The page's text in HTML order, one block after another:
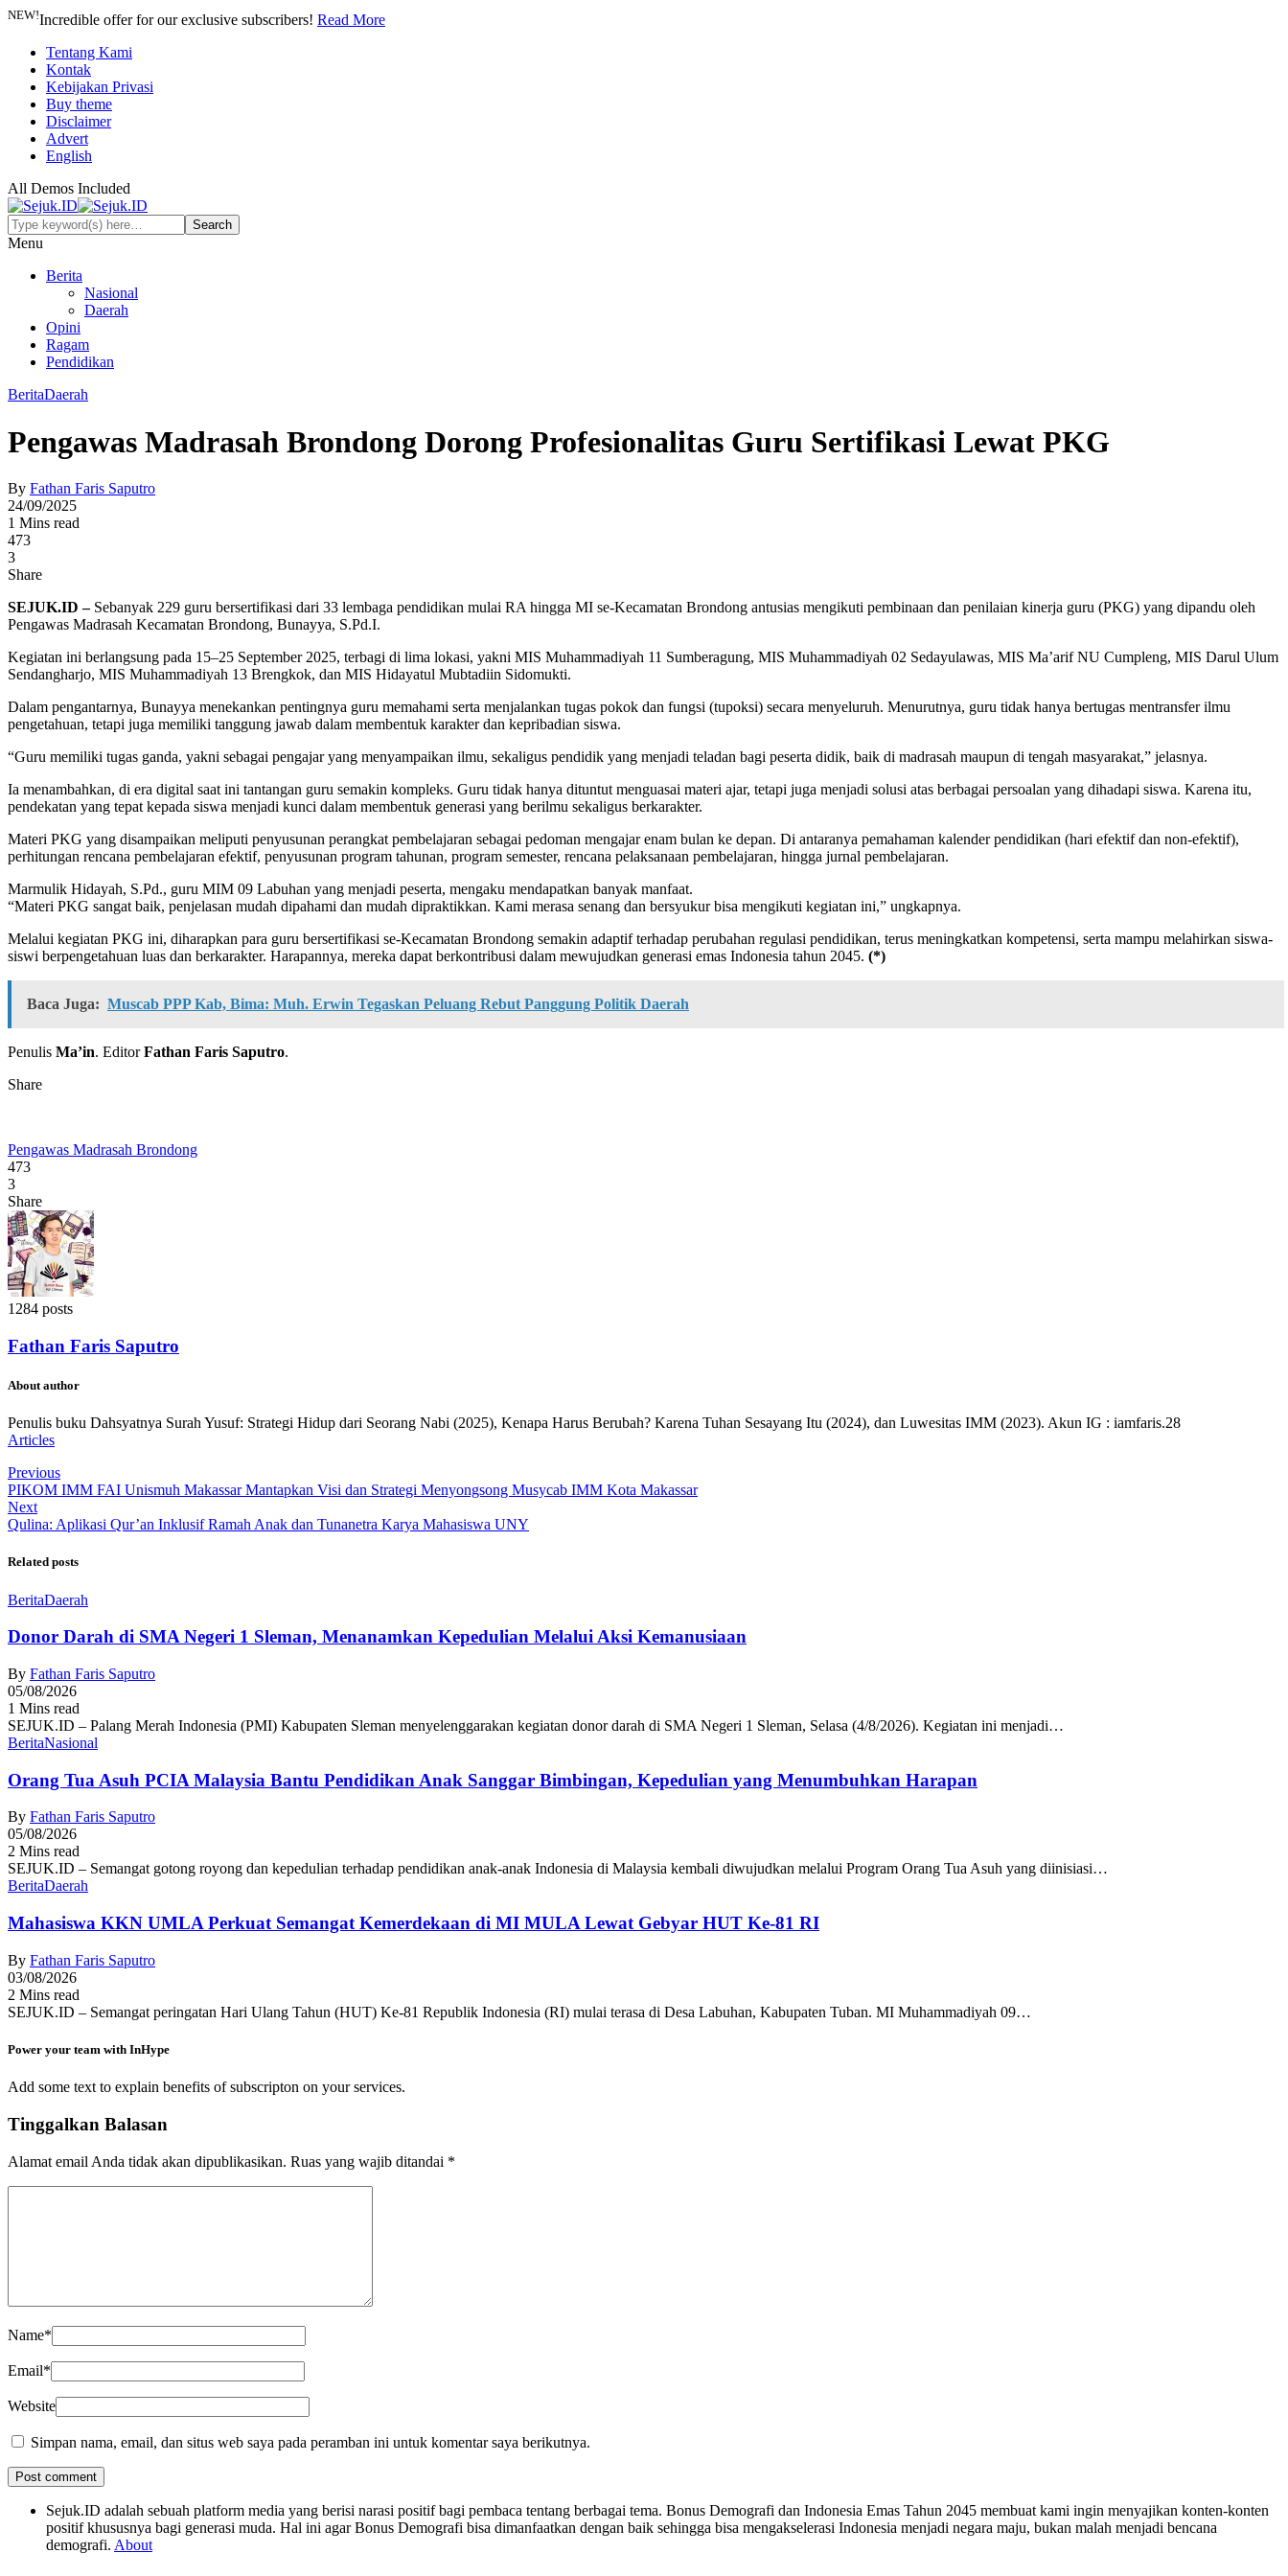
NEW!Incredible offer for our exclusive subscribers! Read More
Tentang Kami
Kontak
Kebijakan Privasi
Buy theme
Disclaimer
Advert
English
All Demos Included
Menu
Berita
Nasional
Daerah
Opini
Ragam
Pendidikan
BeritaDaerah
Pengawas Madrasah Brondong Dorong Profesionalitas Guru Sertifikasi Lewat PKG
By Fathan Faris Saputro
24/09/2025
1 Mins read
473
3
Share
SEJUK.ID –Sebanyak 229 guru bersertifikasi dari 33 lembaga pendidikan mulai RA hingga MI se-Kecamatan Brondong antusias mengikuti pembinaan dan penilaian kinerja guru (PKG) yang dipandu oleh
Pengawas Madrasah Kecamatan Brondong, Bunayya, S.Pd.I.
Kegiatan ini berlangsung pada 15–25 September 2025, terbagi di lima lokasi, yakni MIS Muhammadiyah 11 Sumberagung, MIS Muhammadiyah 02 Sedayulawas, MIS Ma’arif NU Cumpleng, MIS Darul Ulum
Sendangharjo, MIS Muhammadiyah 13 Brengkok, dan MIS Hidayatul Mubtadiin Sidomukti.
Dalam pengantarnya, Bunayya menekankan pentingnya guru memahami serta menjalankan tugas pokok dan fungsi (tupoksi) secara menyeluruh. Menurutnya, guru tidak hanya bertugas mentransfer ilmu
pengetahuan, tetapi juga memiliki tanggung jawab dalam membentuk karakter dan kepribadian siswa.
“Guru memiliki tugas ganda, yakni sebagai pengajar yang menyampaikan ilmu, sekaligus pendidik yang menjadi teladan bagi peserta didik, baik di madrasah maupun di tengah masyarakat,” jelasnya.
Ia menambahkan, di era digital saat ini tantangan guru semakin kompleks. Guru tidak hanya dituntut menguasai materi ajar, tetapi juga menjadi solusi atas berbagai persoalan yang dihadapi siswa. Karena itu,
pendekatan yang tepat kepada siswa menjadi kunci dalam membentuk generasi yang berilmu sekaligus berkarakter.
Materi PKG yang disampaikan meliputi penyusunan perangkat pembelajaran sebagai pedoman mengajar enam bulan ke depan. Di antaranya pemahaman kalender pendidikan (hari efektif dan non-efektif),
perhitungan rencana pembelajaran efektif, penyusunan program tahunan, program semester, rencana pelaksanaan pembelajaran, hingga jurnal pembelajaran.
Marmulik Hidayah, S.Pd., guru MIM 09 Labuhan yang menjadi peserta, mengaku mendapatkan banyak manfaat.
“Materi PKG sangat baik, penjelasan mudah dipahami dan mudah dipraktikkan. Kami merasa senang dan bersyukur bisa mengikuti kegiatan ini,” ungkapnya.
Melalui kegiatan PKG ini, diharapkan para guru bersertifikasi se-Kecamatan Brondong semakin adaptif terhadap perubahan regulasi pendidikan, terus meningkatkan kompetensi, serta mampu melahirkan siswa-
siswi berpengetahuan luas dan berkarakter. Harapannya, mereka dapat berkontribusi dalam mewujudkan generasi emas Indonesia tahun 2045. (*)
Baca Juga: Muscab PPP Kab, Bima: Muh. Erwin Tegaskan Peluang Rebut Panggung Politik Daerah
Penulis Ma’in. EditorFathan Faris Saputro.
Share
Pengawas Madrasah Brondong
473
3
Share
1284 posts
Fathan Faris Saputro
About author
Penulis buku Dahsyatnya Surah Yusuf: Strategi Hidup dari Seorang Nabi (2025), Kenapa Harus Berubah? Karena Tuhan Sesayang Itu (2024), dan Luwesitas IMM (2023). Akun IG : iamfaris.28
Articles
Previous
PIKOM IMM FAI Unismuh Makassar Mantapkan Visi dan Strategi Menyongsong Musycab IMM Kota Makassar
Next
Qulina: Aplikasi Qur’an Inklusif Ramah Anak dan Tunanetra Karya Mahasiswa UNY
Related posts
BeritaDaerah
Donor Darah di SMA Negeri 1 Sleman, Menanamkan Kepedulian Melalui Aksi Kemanusiaan
By Fathan Faris Saputro
05/08/2026
1 Mins read
SEJUK.ID – Palang Merah Indonesia (PMI) Kabupaten Sleman menyelenggarakan kegiatan donor darah di SMA Negeri 1 Sleman, Selasa (4/8/2026). Kegiatan ini menjadi…
BeritaNasional
Orang Tua Asuh PCIA Malaysia Bantu Pendidikan Anak Sanggar Bimbingan, Kepedulian yang Menumbuhkan Harapan
By Fathan Faris Saputro
05/08/2026
2 Mins read
SEJUK.ID – Semangat gotong royong dan kepedulian terhadap pendidikan anak-anak Indonesia di Malaysia kembali diwujudkan melalui Program Orang Tua Asuh yang diinisiasi…
BeritaDaerah
Mahasiswa KKN UMLA Perkuat Semangat Kemerdekaan di MI MULA Lewat Gebyar HUT Ke-81 RI
By Fathan Faris Saputro
03/08/2026
2 Mins read
SEJUK.ID – Semangat peringatan Hari Ulang Tahun (HUT) Ke-81 Republik Indonesia (RI) mulai terasa di Desa Labuhan, Kabupaten Tuban. MI Muhammadiyah 09…
Power your team with InHype
Add some text to explain benefits of subscripton on your services.
Tinggalkan Balasan
Alamat email Anda tidak akan dipublikasikan. Ruas yang wajib ditandai *
Name*
Email*
Website
Simpan nama, email, dan situs web saya pada peramban ini untuk komentar saya berikutnya.
Sejuk.ID adalah sebuah platform media yang berisi narasi positif bagi pembaca tentang berbagai tema. Bonus Demografi dan Indonesia Emas Tahun 2045 membuat kami ingin menyajikan konten-konten
positif khususnya bagi generasi muda. Hal ini agar Bonus Demografi bisa dimanfaatkan dengan baik sehingga bisa mengakselerasi Indonesia menjadi negara maju, bukan malah menjadi bencana
demografi. About